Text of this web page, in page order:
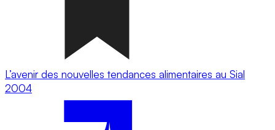
L’avenir des nouvelles tendances alimentaires au Sial
2004